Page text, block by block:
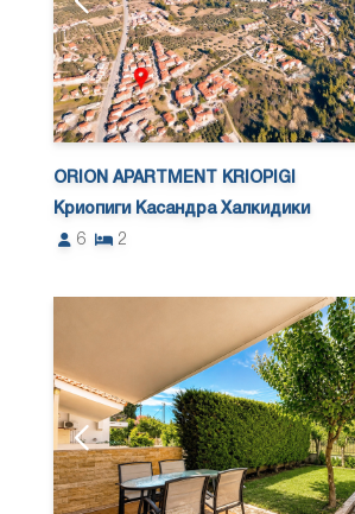
ORION APARTMENT KRIOPIGI
Криопиги Касандра Халкидики
6
2